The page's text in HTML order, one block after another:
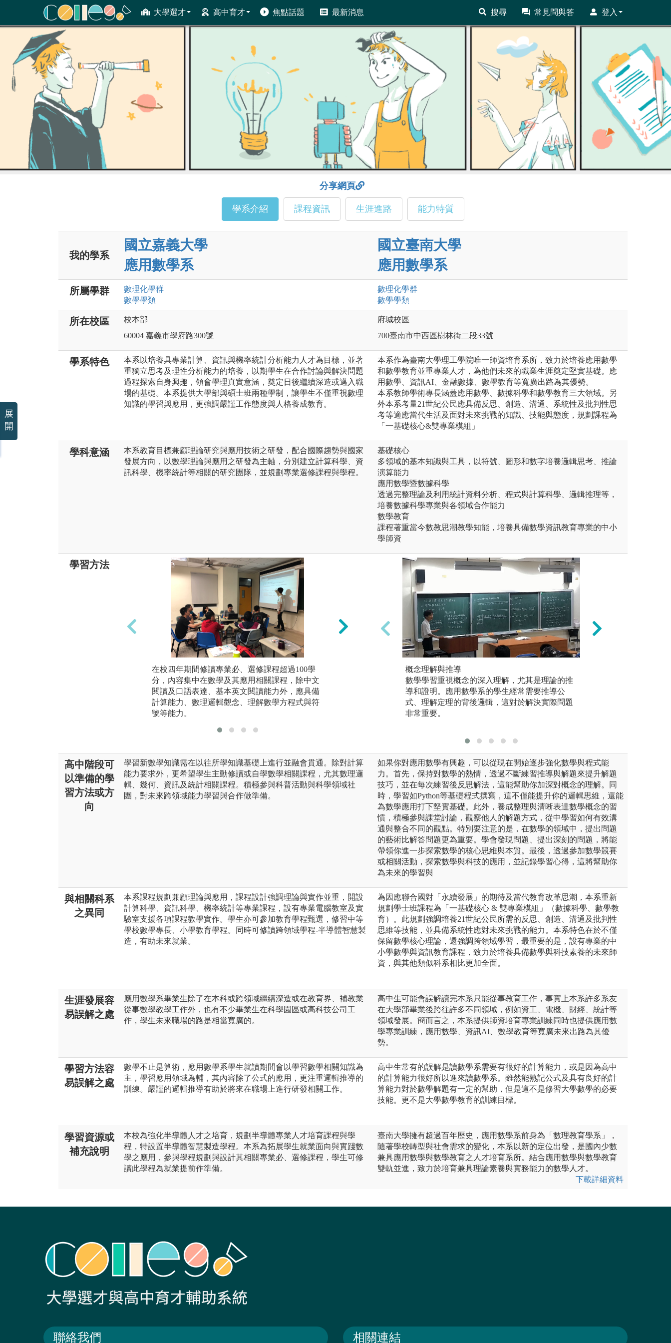
大學選才 高中育才 焦點話題 最新消息 搜尋 常見問與答 登入
ColleGo! 大學選才與高中育才輔助系統
分享網頁
學系介紹 課程資訊 生涯進路 能力特質
我的學系
國立嘉義大學
應用數學系
國立臺南大學
應用數學系
所屬學群 數理化學群
數學學類
數理化學群
數學學類
所在校區
校本部
60004 嘉義市學府路300號
府城校區
700臺南市中西區樹林街二段33號
學系特色
本系以培養具專業計算、資訊與機率統計分析能力人才為目標，並著
重獨立思考及理性分析能力的培養，以期學生在合作討論與解決問題
過程探索自身興趣，領會學理真實意涵，奠定日後繼續深造或邁入職
場的基礎。本系提供大學部與碩士班兩種學制，讓學生不僅重視數理
知識的學習與應用，更強調嚴謹工作態度與人格養成教育。
本系作為臺南大學理工學院唯一師資培育系所，致力於培養應用數學
和數學教育並重專業人才，為他們未來的職業生涯奠定堅實基礎。應
用數學、資訊AI、金融數據、數學教育等寬廣出路為其優勢。
本系教師學術專長涵蓋應用數學、數據科學和數學教育三大領域。另
外本系考量21世紀公民應具備反思、創造、溝通、系統性及批判性思
考等適應當代生活及面對未來挑戰的知識、技能與態度，規劃課程為
「一基礎核心&雙專業模組」
學科意涵
本系教育目標兼顧理論研究與應用技術之研發，配合國際趨勢與國家
發展方向，以數學理論與應用之研發為主軸，分別建立計算科學、資
訊科學、機率統計等相關的研究團隊，並規劃專業選修課程與學程。
基礎核心
多領域的基本知識與工具，以符號、圖形和數字培養邏輯思考、推論
演算能力
應用數學暨數據科學
透過完整理論及利用統計資料分析、程式與計算科學、邏輯推理等，
培養數據科學專業與各領域合作能力
數學教育
課程著重當今數教思潮教學知能，培養具備數學資訊教育專業的中小
學師資
學習方法
在校四年期間修讀專業必、選修課程超過100學
分，內容集中在數學及其應用相關課程，除中文
閱讀及口語表達、基本英文閱讀能力外，應具備
計算能力、數理邏輯觀念、理解數學方程式與符
號等能力。
學習數學相關理論並進行分析、詮釋數據及創新
設計的能力。
概念理解與推導
數學學習重視概念的深入理解，尤其是理論的推
導和證明。應用數學系的學生經常需要推導公
式、理解定理的背後邏輯，這對於解決實際問題
非常重要。
高中階段可
以準備的學
習方法或方
向
學習新數學知識需在以往所學知識基礎上進行並融會貫通。除對計算
能力要求外，更希望學生主動修讀或自學數學相關課程，尤其數理邏
輯、幾何、資訊及統計相關課程。積極參與科普活動與科學領域社
團，對未來跨領域能力學習與合作做準備。
如果你對應用數學有興趣，可以從現在開始逐步強化數學與程式能
力。首先，保持對數學的熱情，透過不斷練習推導與解題來提升解題
技巧，並在每次練習後反思解法，這能幫助你加深對概念的理解。同
時，學習如Python等基礎程式撰寫，這不僅能提升你的邏輯思維，還能
為數學應用打下堅實基礎。此外，養成整理與清晰表達數學概念的習
慣，積極參與課堂討論，觀察他人的解題方式，從中學習如何有效溝
通與整合不同的觀點。特別要注意的是，在數學的領域中，提出問題
的藝術比解答問題更為重要。學會發現問題、提出深刻的問題，將能
帶領你進一步探索數學的核心思維與本質。最後，透過參加數學競賽
或相關活動，探索數學與科技的應用，並記錄學習心得，這將幫助你
為未來的學習與
與相關科系
之異同
本系課程規劃兼顧理論與應用，課程設計強調理論與實作並重，開設
計算科學、資訊科學、機率統計等專業課程，設有專業電腦教室及實
驗室支援各項課程教學實作。學生亦可參加教育學程甄選，修習中等
學校數學專長、小學教育學程。同時可修讀跨領域學程-半導體智慧製
造，有助未來就業。
為因應聯合國對「永續發展」的期待及當代教育改革思潮，本系重新
規劃學士班課程為「一基礎核心 & 雙專業模組」（數據科學、數學教
育）。此規劃強調培養21世紀公民所需的反思、創造、溝通及批判性
思維等技能，並具備系統性應對未來挑戰的能力。本系特色在於不僅
保留數學核心理論，還強調跨領域學習，最重要的是，設有專業的中
小學數學與資訊教育課程，致力於培養具備數學與科技素養的未來師
資，與其他類似科系相比更加全面。
生涯發展容
易誤解之處
應用數學系畢業生除了在本科或跨領域繼續深造或在教育界、補教業
從事數學教學工作外，也有不少畢業生在科學園區或高科技公司工
作，學生未來職場的路是相當寬廣的。
高中生可能會誤解讀完本系只能從事教育工作，事實上本系許多系友
在大學部畢業後跨往許多不同領域，例如資工、電機、財經、統計等
領域發展。簡而言之，本系提供師資培育專業訓練同時也提供應用數
學專業訓練，應用數學、資訊AI、數學教育等寬廣未來出路為其優
勢。
學習方法容
易誤解之處
數學不止是算術，應用數學系學生就讀期間會以學習數學相關知識為
主，學習應用領域為輔，其內容除了公式的應用，更注重邏輯推導的
訓練。嚴謹的邏輯推導有助於將來在職場上進行研發相關工作。
高中生常有的誤解是讀數學系需要有很好的計算能力，或是因為高中
的計算能力很好所以進來讀數學系。雖然能熟記公式及具有良好的計
算能力對於數學解題有一定的幫助，但是這不是修習大學數學的必要
技能。更不是大學數學教育的訓練目標。
學習資源或
補充說明
本校為強化半導體人才之培育，規劃半導體專業人才培育課程與學
程，特設置半導體智慧製造學程。本系為拓展學生就業面向與實踐數
學之應用，參與學程規劃與設計其相關專業必、選修課程，學生可修
讀此學程為就業提前作準備。
臺南大學擁有超過百年歷史，應用數學系前身為「數理教育學系」，
隨著學校轉型與社會需求的變化，本系以新的定位出發，是國內少數
兼具應用數學與數學教育之人才培育系所。結合應用數學與數學教育
雙軌並進，致力於培育兼具理論素養與實務能力的數學人才。
下載詳細資料
聯絡我們 相關連結
展
開